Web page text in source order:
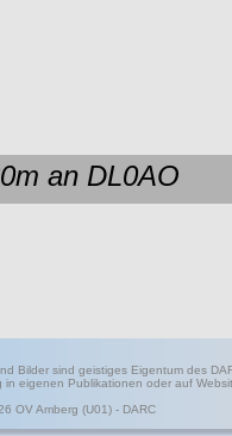
an DL0AO
Bilder sind geistiges Eigentum des
in eigenen Publikationen oder auf
OV Amberg (U01) - DARC